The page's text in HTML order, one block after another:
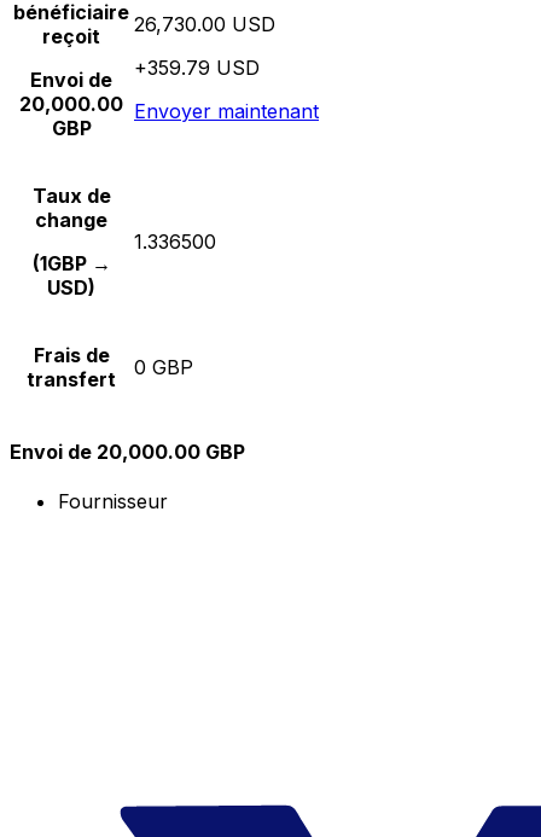
bénéficiaire
reçoit
Envoi de
20,000.00
GBP
26,730.00 USD
+359.79 USD
Envoyer maintenant
Taux de
change
(1GBP →
USD)
1.336500
Frais de
transfert
0 GBP
Envoi de 20,000.00 GBP
Fournisseur